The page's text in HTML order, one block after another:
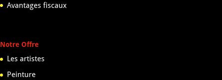
Avantages fiscaux
Notre Offre
Les artistes
Peinture